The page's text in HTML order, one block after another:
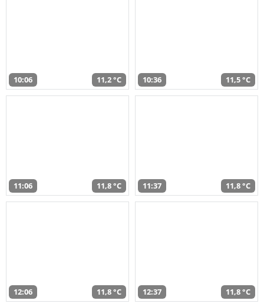
10:06 11,2 °C 10:36 11,5 °C
11:06 11,8 °C 11:37 11,8 °C
12:06 11,8 °C 12:37 11,8 °C